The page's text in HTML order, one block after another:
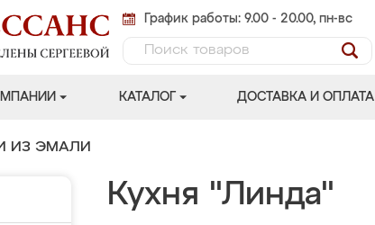
График работы: 9.00 - 20.00, пн-вс
КАТАЛОГ ДОСТАВКА И ОПЛАТА
ИЗ ЭМАЛИ
Кухня "Линда"